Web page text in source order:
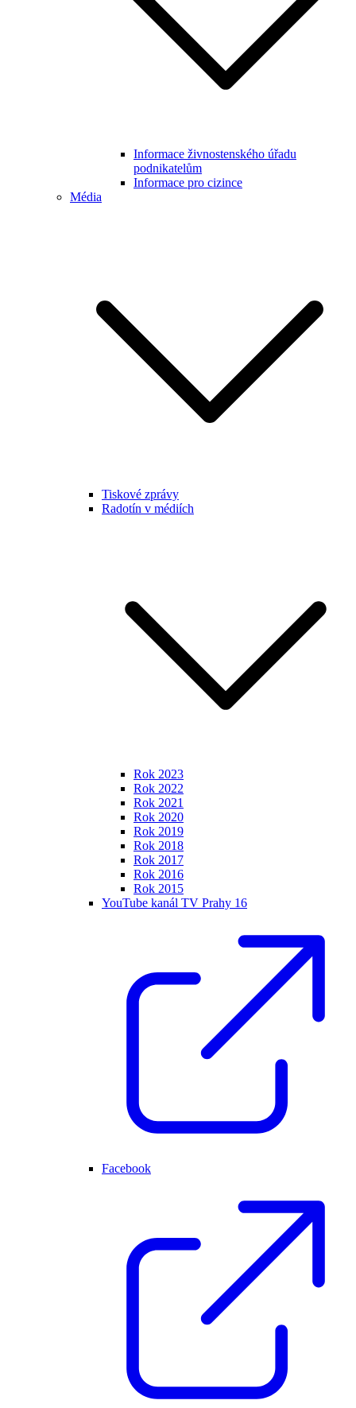
Informace živnostenského úřadu
podnikatelům
Informace pro cizince
Média
Tiskové zprávy
Radotín v médiích
Rok 2023
Rok 2022
Rok 2021
Rok 2020
Rok 2019
Rok 2018
Rok 2017
Rok 2016
Rok 2015
YouTube kanál TV Prahy 16
Facebook